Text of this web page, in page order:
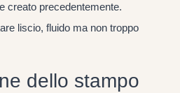
creato precedentemente.
liscio, fluido ma non troppo
dello stampo